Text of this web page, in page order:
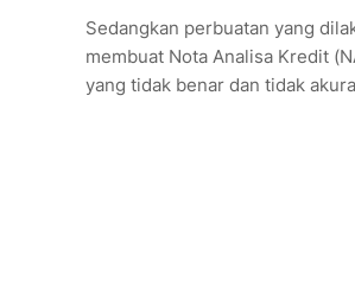
Sedangkan perbuatan yang
membuat Nota Analisa Kredit
yang tidak benar dan tidak